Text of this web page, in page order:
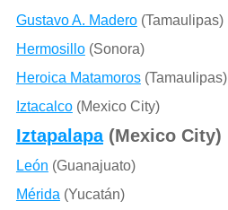
Gustavo A. Madero(Tamaulipas)
Hermosillo(Sonora)
Heroica Matamoros(Tamaulipas)
Iztacalco(Mexico City)
Iztapalapa(Mexico City)
León (Guanajuato)
Mérida (Yucatán)